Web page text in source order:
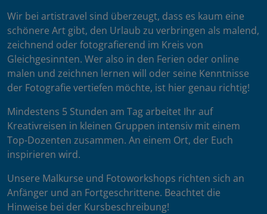
Wir bei artistravel sind überzeugt, dass es kaum eine
schönere Art gibt, den Urlaub zu verbringen als malend,
zeichnend oder fotografierend im Kreis von
Gleichgesinnten. Wer also in den Ferien oder online
malen und zeichnen lernen will oder seine Kenntnisse
der Fotografie vertiefen möchte, ist hier genau richtig!
Mindestens 5 Stunden am Tag arbeitet Ihr auf
Kreativreisen in kleinen Gruppen intensiv mit einem
Top-Dozenten zusammen. An einem Ort, der Euch
inspirieren wird.
Unsere Malkurse und Fotoworkshops richten sich an
Anfänger und an Fortgeschrittene. Beachtet die
Hinweise bei der Kursbeschreibung!